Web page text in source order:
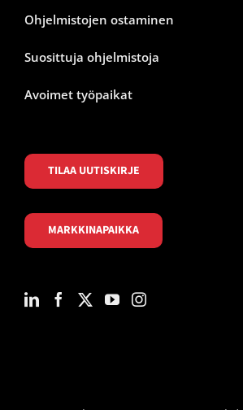
Ohjelmistojen ostaminen
Suosittuja ohjelmistoja
Avoimet työpaikat
TILAA UUTISKIRJE
MARKKINAPAIKKA